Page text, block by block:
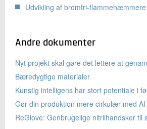
Udvikling af bromfri-
Andre dokumenter
Nyt projekt skal gøre det lettere at
Bæredygtige materialer
Kunstig intelligens har stort potentiale i
Gør din produktion mere cirkulær med
ReGlove: Genbrugelige nitrilhandsker